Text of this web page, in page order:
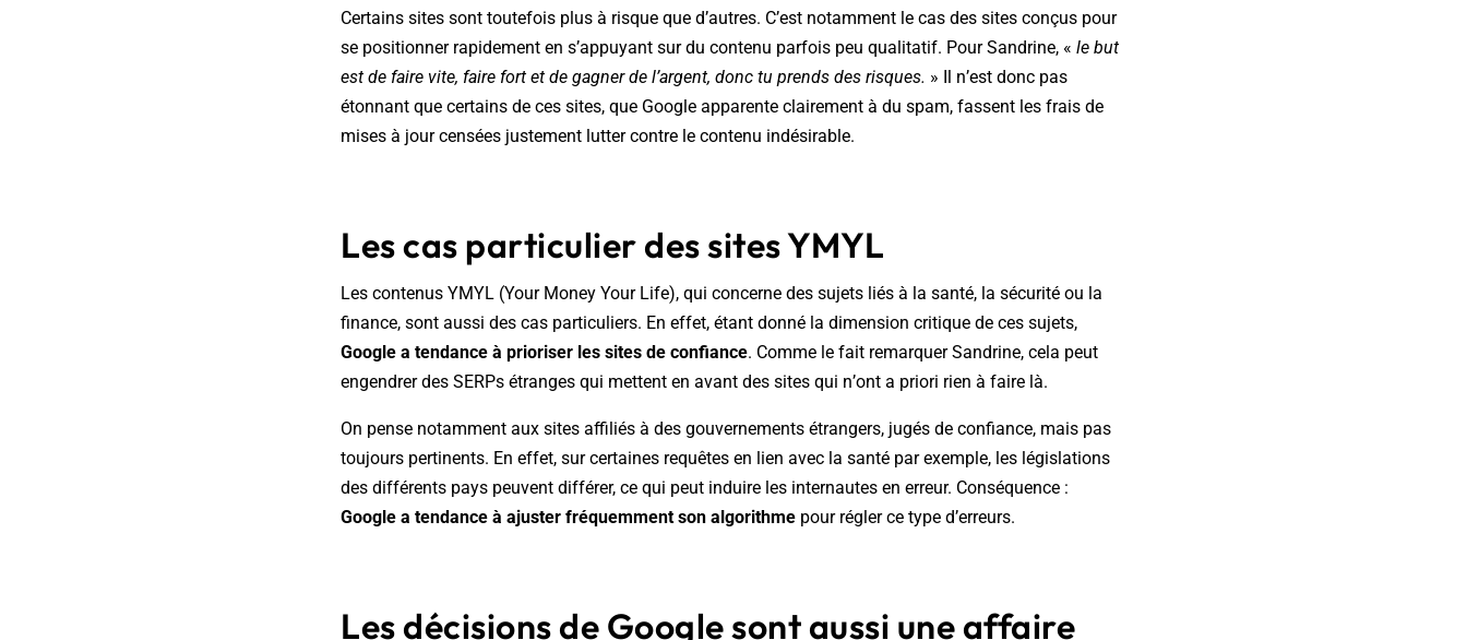
Certains sites sont toutefois plus à risque que d’autres. C’est notamment le cas des sites conçus pour
se positionner rapidement en s’appuyant sur du contenu parfois peu qualitatif. Pour Sandrine, « le but
est de faire vite, faire fort et de gagner de l’argent, donc tu prends des risques. » Il n’est donc pas
étonnant que certains de ces sites, que Google apparente clairement à du spam, fassent les frais de
mises à jour censées justement lutter contre le contenu indésirable.
Les cas particulier des sites YMYL
Les contenus YMYL (Your Money Your Life), qui concerne des sujets liés à la santé, la sécurité ou la
finance, sont aussi des cas particuliers. En effet, étant donné la dimension critique de ces sujets,
Google a tendance à prioriser les sites de confiance. Comme le fait remarquer Sandrine, cela peut
engendrer des SERPs étranges qui mettent en avant des sites qui n’ont a priori rien à faire là.
On pense notamment aux sites affiliés à des gouvernements étrangers, jugés de confiance, mais pas
toujours pertinents. En effet, sur certaines requêtes en lien avec la santé par exemple, les législations
des différents pays peuvent différer, ce qui peut induire les internautes en erreur. Conséquence :
Google a tendance à ajuster fréquemment son algorithme pour régler ce type d’erreurs.
Les décisions de Google sont aussi une affaire